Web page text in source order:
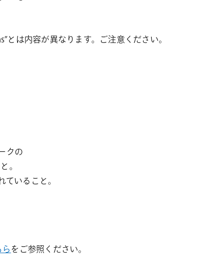
は内容が異なります。ご注意ください。
クの
。
ていること。
ら をご参照ください。